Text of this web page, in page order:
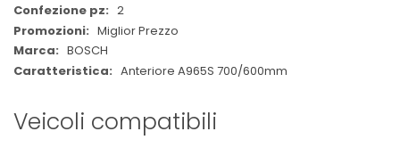
2
Miglior Prezzo
BOSCH
Anteriore A965S 700/600mm
Veicoli compatibili